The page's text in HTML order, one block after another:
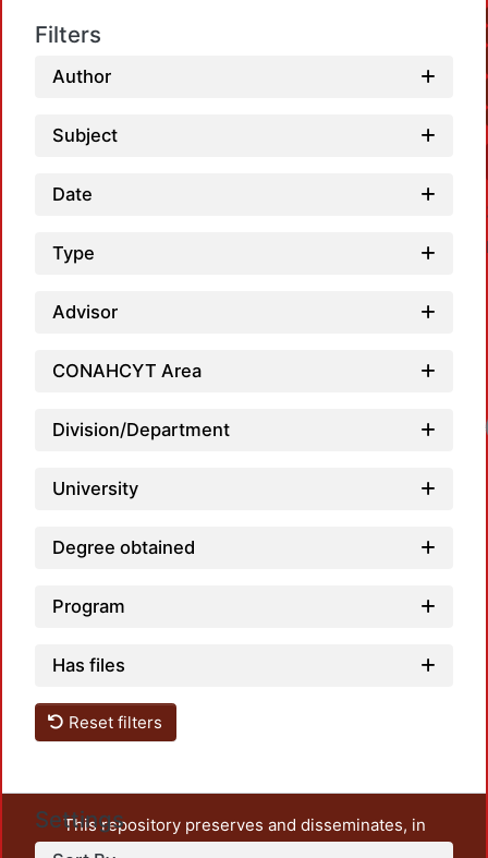
Filters
Author
Subject
Date
Type
Advisor
CONAHCYT Area
Division/Department
University
Degree obtained
Program
Has files
Reset filters
Settings
This repository preserves and disseminates, in
unrestricted open access, the teaching and research